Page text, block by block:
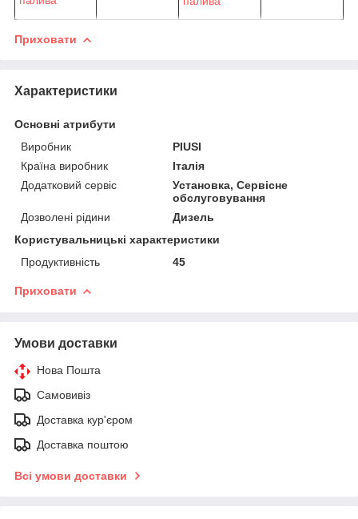
Приховати
Характеристики
Основні атрибути
Виробник
PIUSI
Країна виробник
Італія
Додатковий сервіс
Установка, Сервісне
обслуговування
Дозволені рідини
Дизель
Користувальницькі характеристики
Продуктивність
45
Приховати
Умови доставки
Нова Пошта
Самовивіз
Доставка кур'єром
Доставка поштою
Всі умови доставки